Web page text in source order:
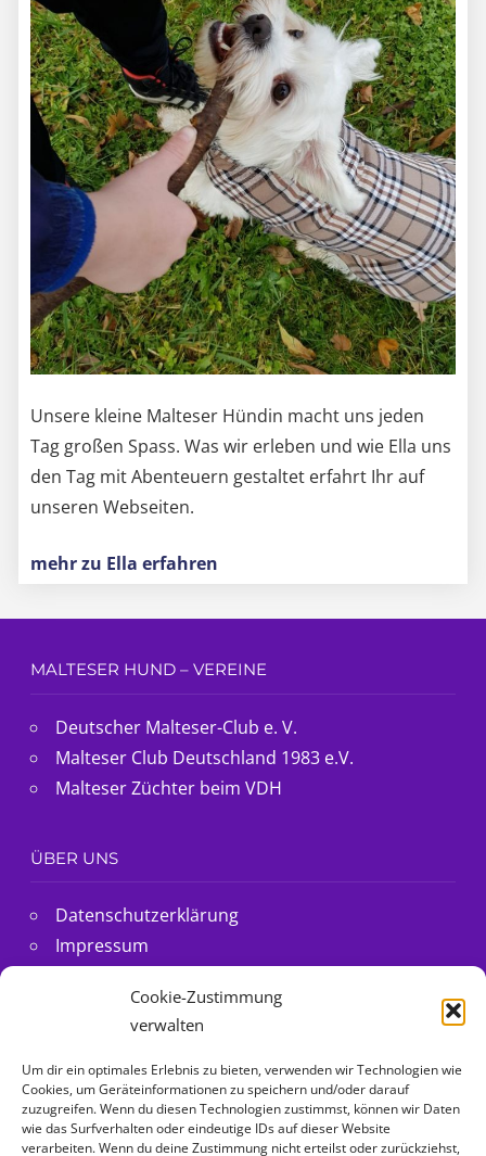
Cookie-Zustimmung
verwalten
Um dir ein optimales Erlebnis zu bieten, verwenden wir Technologien wie
Cookies, um Geräteinformationen zu speichern und/oder darauf
zuzugreifen. Wenn du diesen Technologien zustimmst, können wir Daten
wie das Surfverhalten oder eindeutige IDs auf dieser Website
verarbeiten. Wenn du deine Zustimmung nicht erteilst oder zurückziehst,
Unsere kleine Malteser Hündin macht uns jeden
Tag großen Spass. Was wir erleben und wie Ella uns
den Tag mit Abenteuern gestaltet erfahrt Ihr auf
unseren Webseiten.
mehr zu Ella erfahren
MALTESER HUND – VEREINE
Deutscher Malteser-Club e. V.
Malteser Club Deutschland 1983 e.V.
Malteser Züchter beim VDH
ÜBER UNS
Datenschutzerklärung
Impressum
Cookie-Richtlinie (EU)
MIT ❤ FÜR MALTESER HUNDE